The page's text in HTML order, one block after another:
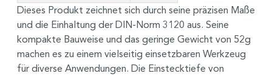
Dieses Produkt zeichnet sich durch seine präzisen Maße
und die Einhaltung der DIN-Norm 3120 aus. Seine
kompakte Bauweise und das geringe Gewicht von 52g
machen es zu einem vielseitig einsetzbaren Werkzeug
für diverse Anwendungen. Die Einstecktiefe von